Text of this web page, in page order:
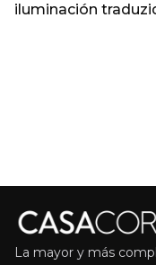
iluminación
La mayor y más